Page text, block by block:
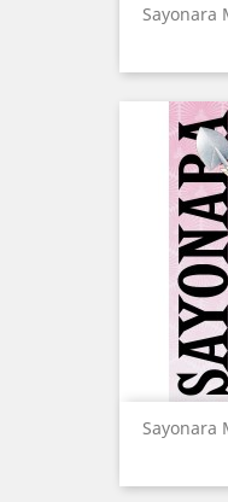
Sayonara
Sayonara